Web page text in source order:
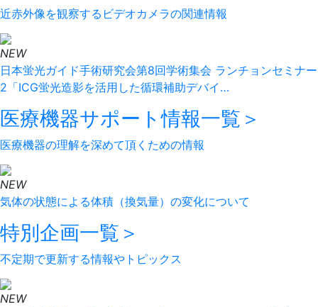
近赤外像を観察するビデオカメラの関連情報
NEW
日本蛍光ガイド手術研究会第8回学術集会 ランチョンセミナー
2「ICG蛍光造影を活用した循環補助デバイ…
医療機器サポート情報一覧＞
医療機器の理解を深めて頂くための情報
NEW
気体の状態による体積（換気量）の変化について
特別企画一覧＞
不定期で更新する情報やトピックス
NEW